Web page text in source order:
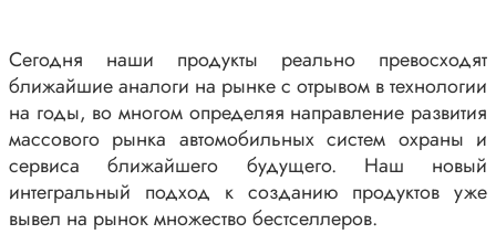
Сегодня наши продукты реально превосходят
ближайшие аналоги на рынке с отрывом в технологии
на годы, во многом определяя направление развития
массового рынка автомобильных систем охраны и
сервиса ближайшего будущего. Наш новый
интегральный подход к созданию продуктов уже
вывел на рынок множество бестселлеров.